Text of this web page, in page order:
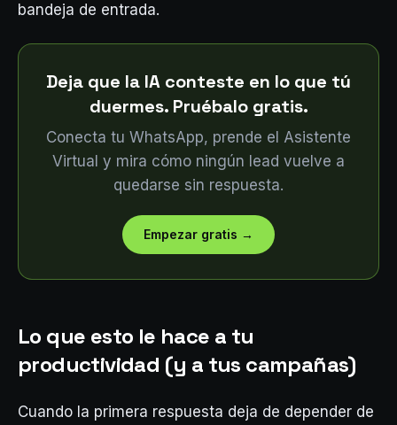
bandeja de entrada.
Deja que la IA conteste en lo que tú
duermes. Pruébalo gratis.
Conecta tu WhatsApp, prende el Asistente
Virtual y mira cómo ningún lead vuelve a
quedarse sin respuesta.
Empezar gratis →
Lo que esto le hace a tu
productividad (y a tus campañas)
Cuando la primera respuesta deja de depender de